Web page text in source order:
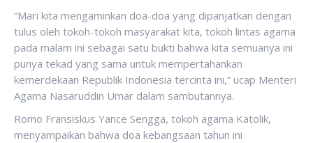
“Mari kita mengaminkan doa-doa yang dipanjatkan dengan
tulus oleh tokoh-tokoh masyarakat kita, tokoh lintas agama
pada malam ini sebagai satu bukti bahwa kita semuanya ini
punya tekad yang sama untuk mempertahankan
kemerdekaan Republik Indonesia tercinta ini,” ucap Menteri
Agama Nasaruddin Umar dalam sambutannya.
Romo Fransiskus Yance Sengga, tokoh agama Katolik,
menyampaikan bahwa doa kebangsaan tahun ini